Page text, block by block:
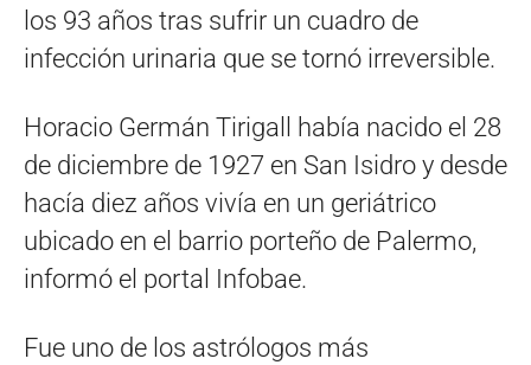
los 93 años tras sufrir un cuadro de
infección urinaria que se tornó irreversible.
Horacio Germán Tirigall había nacido el 28
de diciembre de 1927 en San Isidro y desde
hacía diez años vivía en un geriátrico
ubicado en el barrio porteño de Palermo,
informó el portal Infobae.
Fue uno de los astrólogos más